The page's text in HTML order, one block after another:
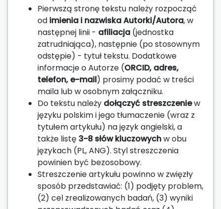
Pierwszą stronę tekstu należy rozpocząć
od imienia i nazwiska Autorki/Autora, w
następnej linii - afiliacja (jednostka
zatrudniająca), następnie (po stosownym
odstępie) - tytuł tekstu. Dodatkowe
informacje o Autorze (ORCID, adres,
telefon, e-mail) prosimy podać w treści
maila lub w osobnym załączniku.
Do tekstu należy dołączyć streszczeniew
języku polskim i jego tłumaczenie (wraz z
tytułem artykułu) na język angielski, a
także listę 3-8 słów kluczowychw obu
językach (PL, ANG). Styl streszczenia
powinien być bezosobowy.
Streszczenie artykułu powinno w zwięzły
sposób przedstawiać: (1) podjęty problem,
(2) cel zrealizowanych badań, (3) wyniki